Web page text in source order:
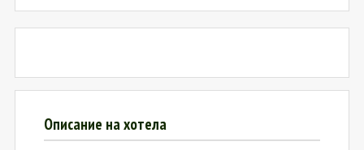
Описание на хотела